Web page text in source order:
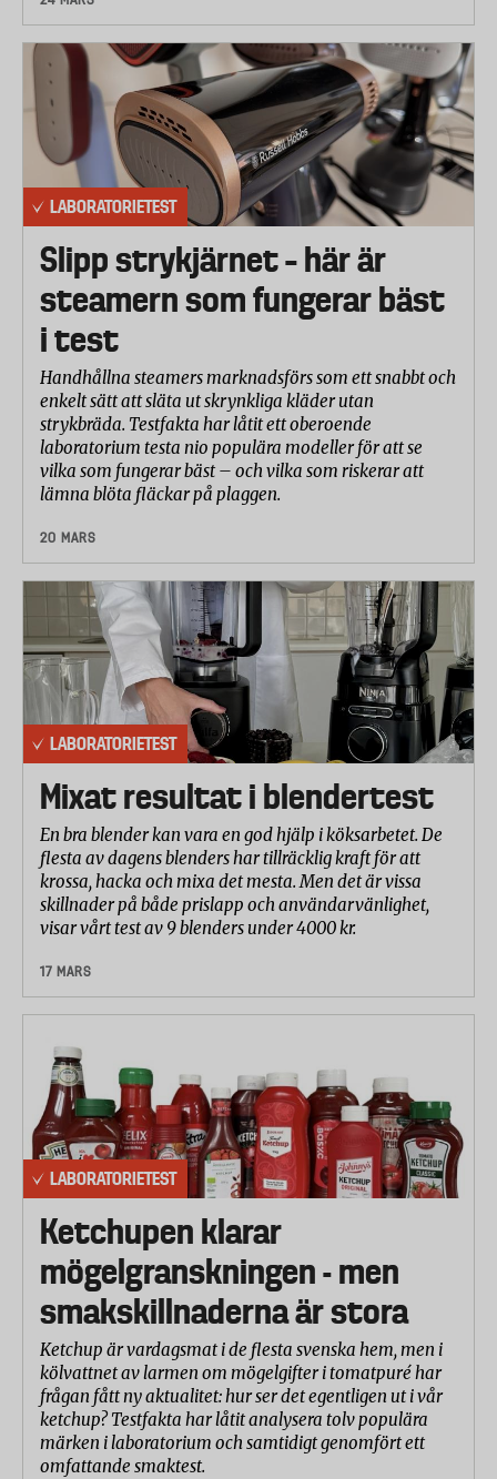
LABORATORIETEST
Slipp strykjärnet – här är
steamern som fungerar bäst
i test
Handhållna steamers marknadsförs som ett snabbt och
enkelt sätt att släta ut skrynkliga kläder utan
strykbräda. Testfakta har låtit ett oberoende
laboratorium testa nio populära modeller för att se
vilka som fungerar bäst – och vilka som riskerar att
lämna blöta fläckar på plaggen.
20 MARS
LABORATORIETEST
Mixat resultat i blendertest
En bra blender kan vara en god hjälp i köksarbetet. De
flesta av dagens blenders har tillräcklig kraft för att
krossa, hacka och mixa det mesta. Men det är vissa
skillnader på både prislapp och användarvänlighet,
visar vårt test av 9 blenders under 4000 kr.
17 MARS
LABORATORIETEST
Ketchupen klarar
mögelgranskningen - men
smakskillnaderna är stora
Ketchup är vardagsmat i de flesta svenska hem, men i
kölvattnet av larmen om mögelgifter i tomatpuré har
frågan fått ny aktualitet: hur ser det egentligen ut i vår
ketchup? Testfakta har låtit analysera tolv populära
märken i laboratorium och samtidigt genomfört ett
omfattande smaktest.